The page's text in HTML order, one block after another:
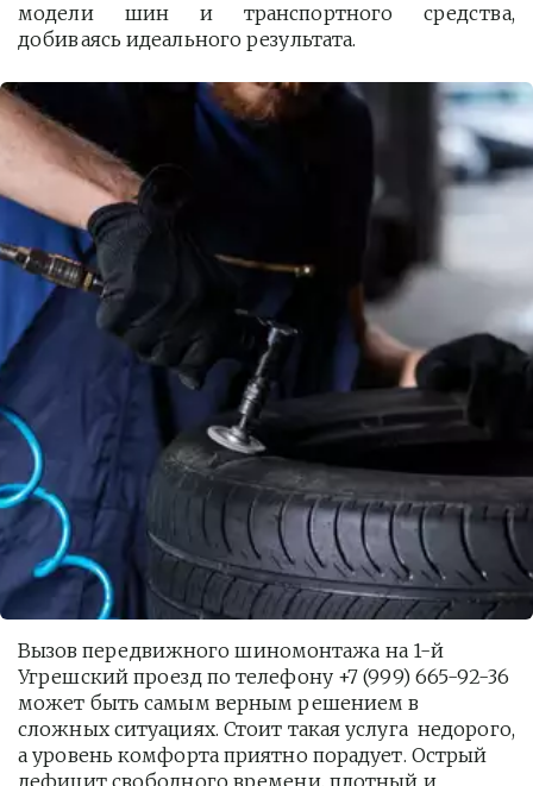
модели шин и транспортного средства,
добиваясь идеального результата.
Вызов передвижного шиномонтажа на 1-й
Угрешский проезд по телефону +7 (999) 665-92-36
может быть самым верным решением в
сложных ситуациях. Стоит такая услуга  недорого,
а уровень комфорта приятно порадует. Острый
дефицит свободного времени, плотный и